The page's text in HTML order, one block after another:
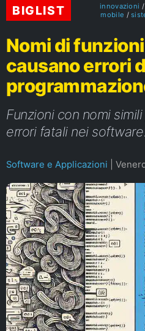
BIGLIST innovazioni
mobile
Nomi di
causano errori
Funzioni con nomi
errori fatali nei software.
Software e Applicazioni